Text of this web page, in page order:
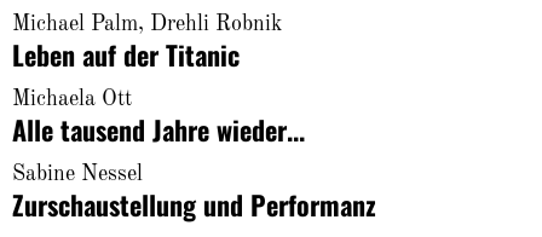
About
Michael Palm, Drehli Robnik
Leben auf der Titanic
Michaela Ott
Alle tausend Jahre wieder...
Sabine Nessel
Zurschaustellung und Performanz